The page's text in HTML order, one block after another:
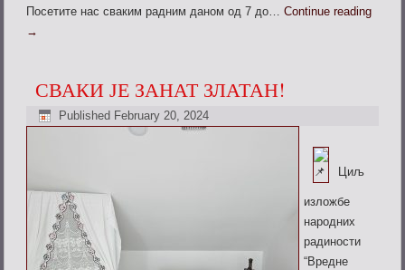
Посетите нас сваким радним даном од 7 до…Continue reading
→
СВАКИ ЈЕ ЗАНАТ ЗЛАТАН!
Published February 20, 2024
Циљ
изложбе
народних
радиности
“Вредне